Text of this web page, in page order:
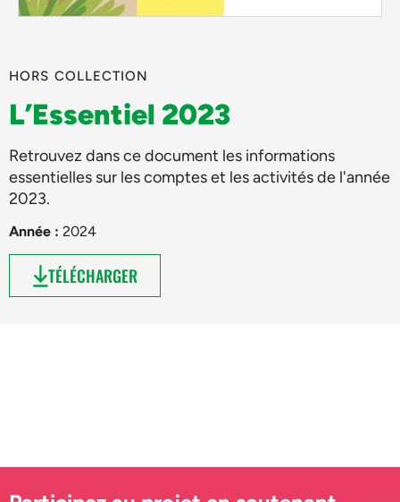
HORS COLLECTION
L’Essentiel 2023
Retrouvez dans ce document les informations
essentielles sur les comptes et les activités de l'année
2023.
Année : 2024
TÉLÉCHARGER